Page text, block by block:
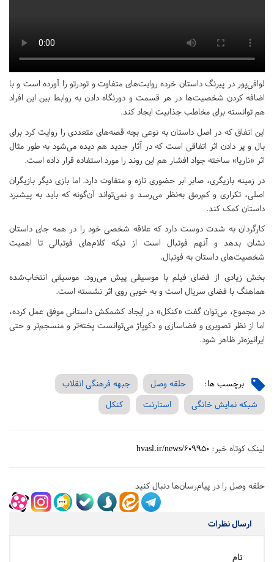
لوافی‌پور در پیرنگ داستان خرده روایت‌های متفاوت و تودرتو را آورده است و با
اضافه کردن شخصیت‌ها در هر قسمت و دورنگاه دادن به روابط بین این افراد
هم توانسته برای مخاطب جذابیت ایجاد کند.
این اتفاق که در اصل داستان به نوعی بچه قصه‌های متعددی را روایت کرد برای
بال و پر دادن اثر اتفاقی است که در آثار جدید هم دیده می‌شود به طور مثال
اثر «ناریا» ساخته جواد افشار هم این روند را مورد استفاده قرار داده است.
در زمینه بازیگری، صابر ابر حضوری تازه و متفاوت دارد. اما بازی دیگر بازیگران
اصلی، تکراری و کم‌رمق به‌نظر می‌رسد و نمی‌تواند آن‌گونه که باید به پیشبرد
داستان کمک کند.
کارگردان به شدت دوست دارد که علاقه شخصی خود را در همه جای داستان
نشان بدهد و آنهم فوتبال است از تیکه کلام‌های فوتبالی تا اهمیت
شخصیت‌های داستان به فوتبال.
بخش زیادی از فضای فیلم با موسیقی پیش می‌رود. موسیقی انتخاب‌شده
هماهنگ با فضای سریال است و به خوبی روی اثر نشسته است.
در مجموع، می‌توان گفت «کنکل» در ایجاد کشمکش داستانی موفق عمل کرده،
اما از نظر تصویری و فضاسازی و دکوپاژ می‌توانست پخته‌تر و منسجم‌تر و حتی
ایرانیزه‌تر ظاهر شود.
برچسب ها: حلقه وصل
جبهه فرهنگی انقلاب
شبکه نمایش خانگی
استارنت کنکل
لینک کوتاه خبر: hvasl.ir/news/609950
حلقه وصل را در پیام‌رسان‌ها دنبال کنید
ارسال نظرات
نام